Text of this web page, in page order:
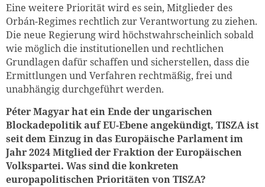
Eine weitere Priorität wird es sein, Mitglieder des
Orbán-Regimes rechtlich zur Verantwortung zu ziehen.
Die neue Regierung wird höchstwahrscheinlich sobald
wie möglich die institutionellen und rechtlichen
Grundlagen dafür schaffen und sicherstellen, dass die
Ermittlungen und Verfahren rechtmäßig, frei und
unabhängig durchgeführt werden.
Péter Magyar hat ein Ende der ungarischen
Blockadepolitik auf EU-Ebene angekündigt, TISZA ist
seit dem Einzug in das Europäische Parlament im
Jahr 2024 Mitglied der Fraktion der Europäischen
Volkspartei. Was sind die konkreten
europapolitischen Prioritäten von TISZA?